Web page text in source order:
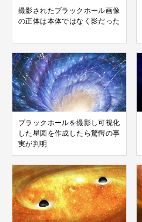
撮影されたブラックホール画像
の正体は本体ではなく影だった
ブラックホールを撮影し可視化
した星図を作成したら驚愕の事
実が判明